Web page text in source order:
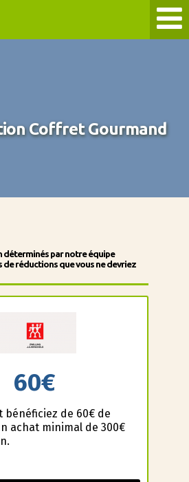
Coffret Gourmand
déterminés par notre équipe
de réductions que vous ne devriez
60€
bénéficiez de 60€ de
achat minimal de 300€